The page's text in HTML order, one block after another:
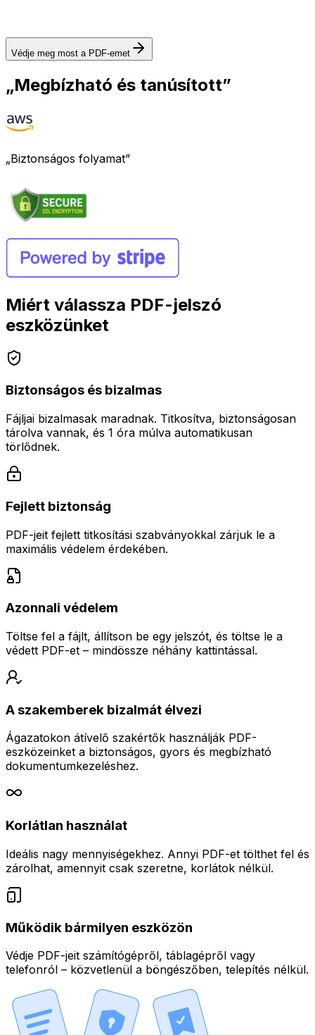
Védje meg most a PDF-emet
„Megbízható és tanúsított”
„Biztonságos folyamat”
Miért válassza PDF-jelszó
eszközünket
Biztonságos és bizalmas
Fájljai bizalmasak maradnak. Titkosítva, biztonságosan
tárolva vannak, és 1 óra múlva automatikusan
törlődnek.
Fejlett biztonság
PDF-jeit fejlett titkosítási szabványokkal zárjuk le a
maximális védelem érdekében.
Azonnali védelem
Töltse fel a fájlt, állítson be egy jelszót, és töltse le a
védett PDF-et – mindössze néhány kattintással.
A szakemberek bizalmát élvezi
Ágazatokon átívelő szakértők használják PDF-
eszközeinket a biztonságos, gyors és megbízható
dokumentumkezeléshez.
Korlátlan használat
Ideális nagy mennyiségekhez. Annyi PDF-et tölthet fel és
zárolhat, amennyit csak szeretne, korlátok nélkül.
Működik bármilyen eszközön
Védje PDF-jeit számítógépről, táblagépről vagy
telefonról – közvetlenül a böngészőben, telepítés nélkül.